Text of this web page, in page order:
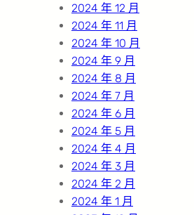
2024 年 12 月
2024 年 11 月
2024 年 10 月
2024 年 9 月
2024 年 8 月
2024 年 7 月
2024 年 6 月
2024 年 5 月
2024 年 4 月
2024 年 3 月
2024 年 2 月
2024 年 1 月